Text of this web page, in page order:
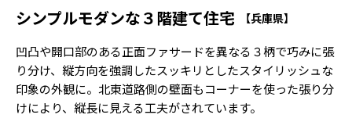
シンプルモダンな３階建て住宅 【兵庫県】
凹凸や開口部のある正面ファサードを異なる３柄で巧みに張
り分け、縦方向を強調したスッキリとしたスタイリッシュな
印象の外観に。北東道路側の壁面もコーナーを使った張り分
けにより、縦長に見える工夫がされています。